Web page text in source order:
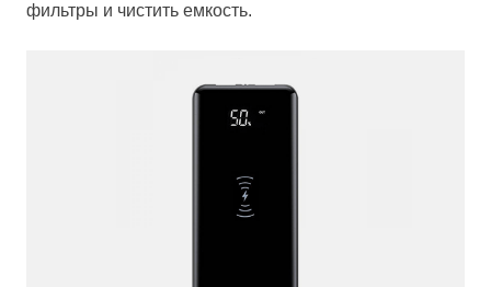
фильтры и чистить емкость.